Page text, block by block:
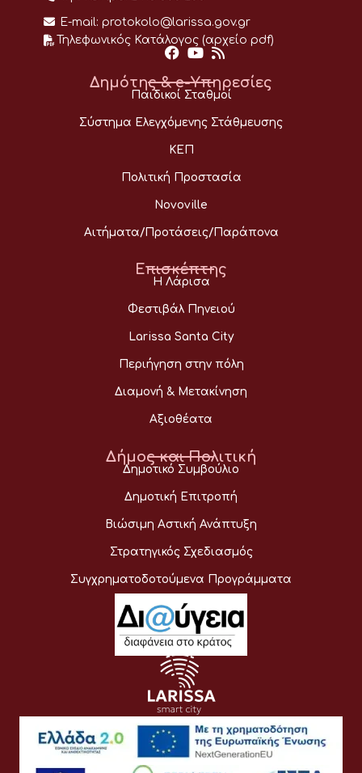
E-mail: protokolo@larissa.gov.gr
Τηλεφωνικός Κατάλογος (αρχείο pdf)
Δημότης & e-Υπηρεσίες
Παιδικοί Σταθμοί
Σύστημα Ελεγχόμενης Στάθμευσης
ΚΕΠ
Πολιτική Προστασία
Novoville
Αιτήματα/Προτάσεις/Παράπονα
Επισκέπτης
Η Λάρισα
Φεστιβάλ Πηνειού
Larissa Santa City
Περιήγηση στην πόλη
Διαμονή & Μετακίνηση
Αξιοθέατα
Δήμος και Πολιτική
Δημοτικό Συμβούλιο
Δημοτική Επιτροπή
Βιώσιμη Αστική Ανάπτυξη
Στρατηγικός Σχεδιασμός
Συγχρηματοδοτούμενα Προγράμματα